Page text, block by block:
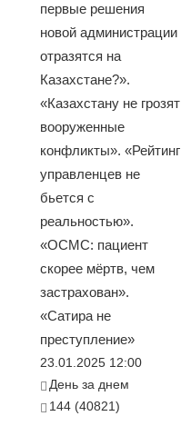
первые решения
новой администрации
отразятся на
Казахстане?».
«Казахстану не грозят
вооруженные
конфликты». «Рейтинг
управленцев не
бьется с
реальностью».
«ОСМС: пациент
скорее мёртв, чем
застрахован».
«Сатира не
преступление»
23.01.2025 12:00
День за днем
144 (40821)